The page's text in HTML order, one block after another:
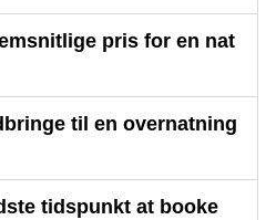
pris for en nat
til en overnatning
tidspunkt at booke